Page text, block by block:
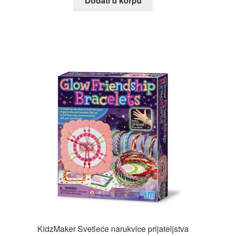
KidzMaker Svetleće narukvice prijateljstva